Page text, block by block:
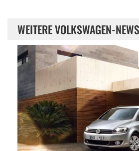
WEITERE VOLKSWAGEN-NEWS